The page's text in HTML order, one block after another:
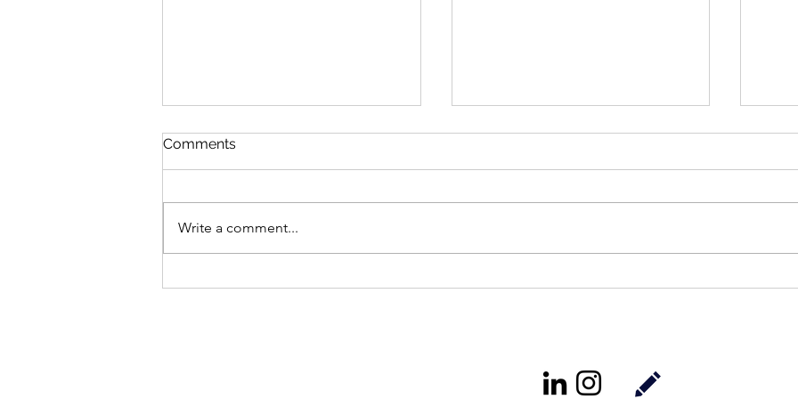
NFT 시장에서의 IP 분쟁의 유
있는 지식재산(IP)의 분쟁 중 저작
권 관련 분쟁에 대하여 살펴보았
NFT 시장에서의 IP 분쟁의 유
성이 좋은 새로운 기회를 가져다
E-
고객
Comments
Write a comment...